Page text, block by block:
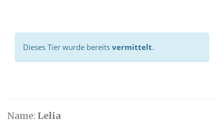
Dieses Tier wurde bereits vermittelt.
Name: Lelia